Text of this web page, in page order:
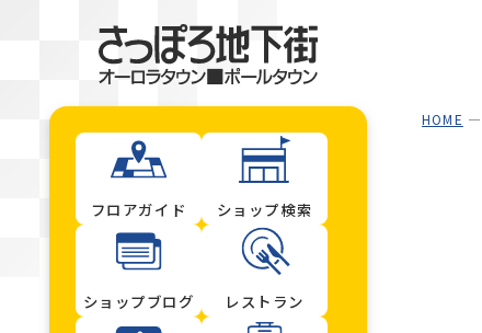
フロアガイド ショップ検索
ショップブログ レストラン
HOME